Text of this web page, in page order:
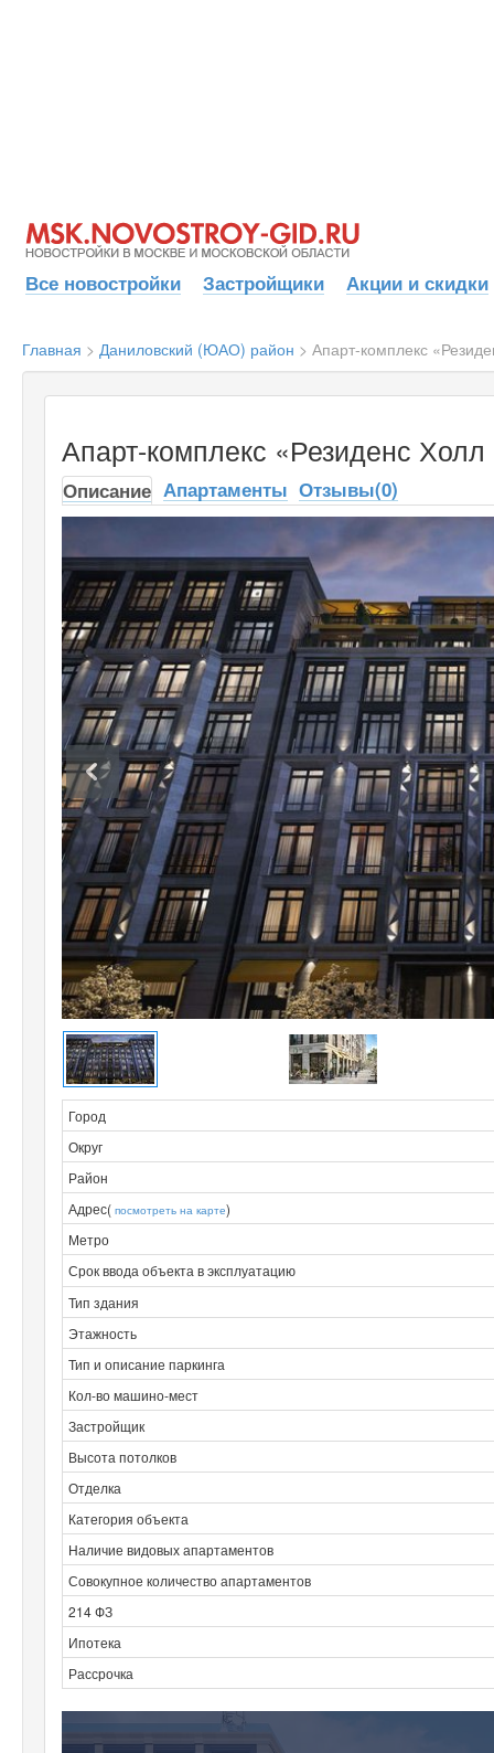
Все новостройки Застройщики Акции и скидки
Главная > Даниловский (ЮАО) район > Апарт-комплекс
Апарт-комплекс «Резиденс
Описание Апартаменты Отзывы(0)
Город
Округ
Район
Адрес( посмотреть на карте)
Метро
Срок ввода объекта в эксплуатацию
Тип здания
Этажность
Тип и описание паркинга
Кол-во машино-мест
Застройщик
Высота потолков
Отделка
Категория объекта
Наличие видовых апартаментов
Совокупное количество апартаментов
214 ФЗ
Ипотека
Рассрочка